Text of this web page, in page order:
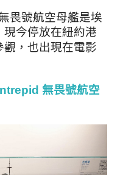
畏號航空母艦是埃
現今停放在紐約港
觀 ，也出現在電影
無畏號航空